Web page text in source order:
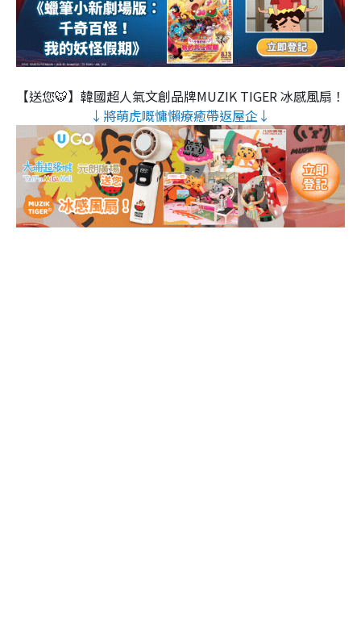
【送您🐯】韓國超人氣文創品牌MUZIK TIGER 冰感風扇！
↓將萌虎嘅慵懶療癒帶返屋企↓